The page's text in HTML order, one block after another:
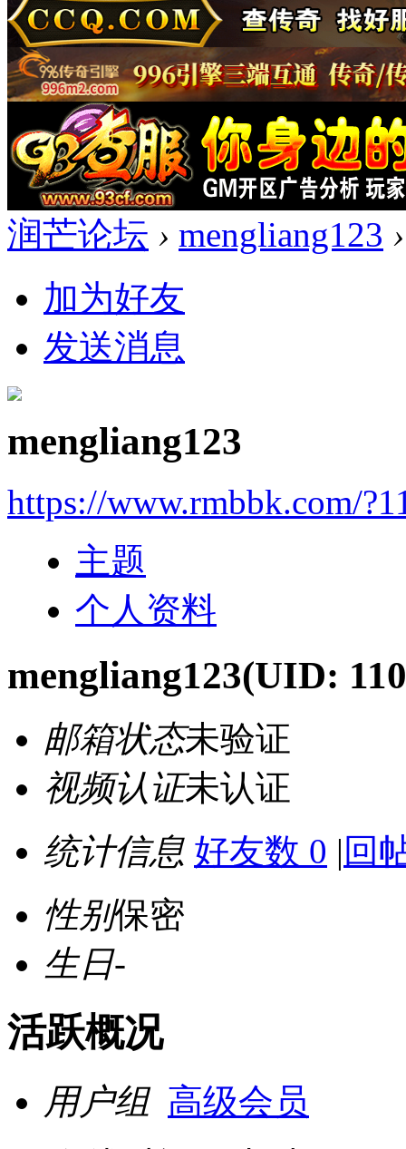
润芒论坛 › mengliang123 ›
加为好友
发送消息
mengliang123
https://www.rmbbk.com/
主题
个人资料
mengliang123(UID:
邮箱状态未验证
视频认证未认证
统计信息 好友数 0 | 回
性别保密
生日-
活跃概况
用户组 高级会员